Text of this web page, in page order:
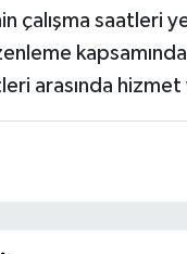
çalışma saatleri
arasında